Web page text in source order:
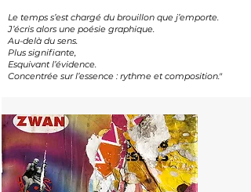
Le temps s’est chargé du brouillon que j’emporte.
J’écris alors une poésie graphique.
Au-delà du sens.
Plus signifiante,
Esquivant l’évidence.
Concentrée sur l’essence : rythme et composition."